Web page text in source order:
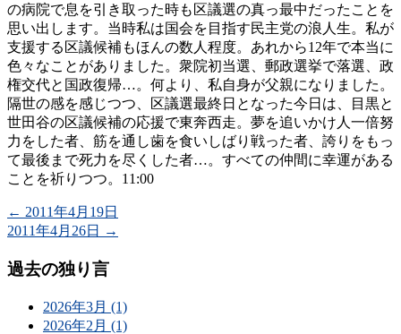
の病院で息を引き取った時も区議選の真っ最中だったことを
思い出します。当時私は国会を目指す民主党の浪人生。私が
支援する区議候補もほんの数人程度。あれから12年で本当に
色々なことがありました。衆院初当選、郵政選挙で落選、政
権交代と国政復帰…。何より、私自身が父親になりました。
隔世の感を感じつつ、区議選最終日となった今日は、目黒と
世田谷の区議候補の応援で東奔西走。夢を追いかけ人一倍努
力をした者、筋を通し歯を食いしばり戦った者、誇りをもっ
て最後まで死力を尽くした者…。すべての仲間に幸運がある
ことを祈りつつ。11:00
← 2011年4月19日
2011年4月26日
→
過去の独り言
2026年3月 (1)
2026年2月 (1)